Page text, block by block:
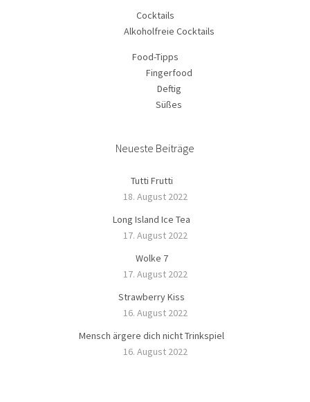
Cocktails
Alkoholfreie Cocktails
Food-Tipps
Fingerfood
Deftig
Süßes
Neueste Beiträge
Tutti Frutti
18. August 2022
Long Island Ice Tea
17. August 2022
Wolke 7
17. August 2022
Strawberry Kiss
16. August 2022
Mensch ärgere dich nicht Trinkspiel
16. August 2022